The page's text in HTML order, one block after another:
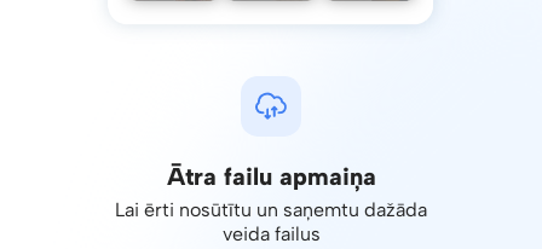
Ātra failu apmaiņa
Lai ērti nosūtītu un saņemtu dažāda
veida failus